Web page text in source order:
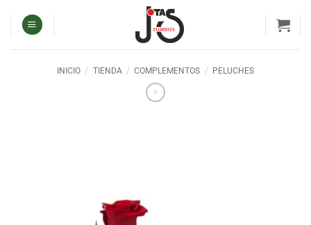
contenido
INICIO / TIENDA / COMPLEMENTOS / PELUCHES